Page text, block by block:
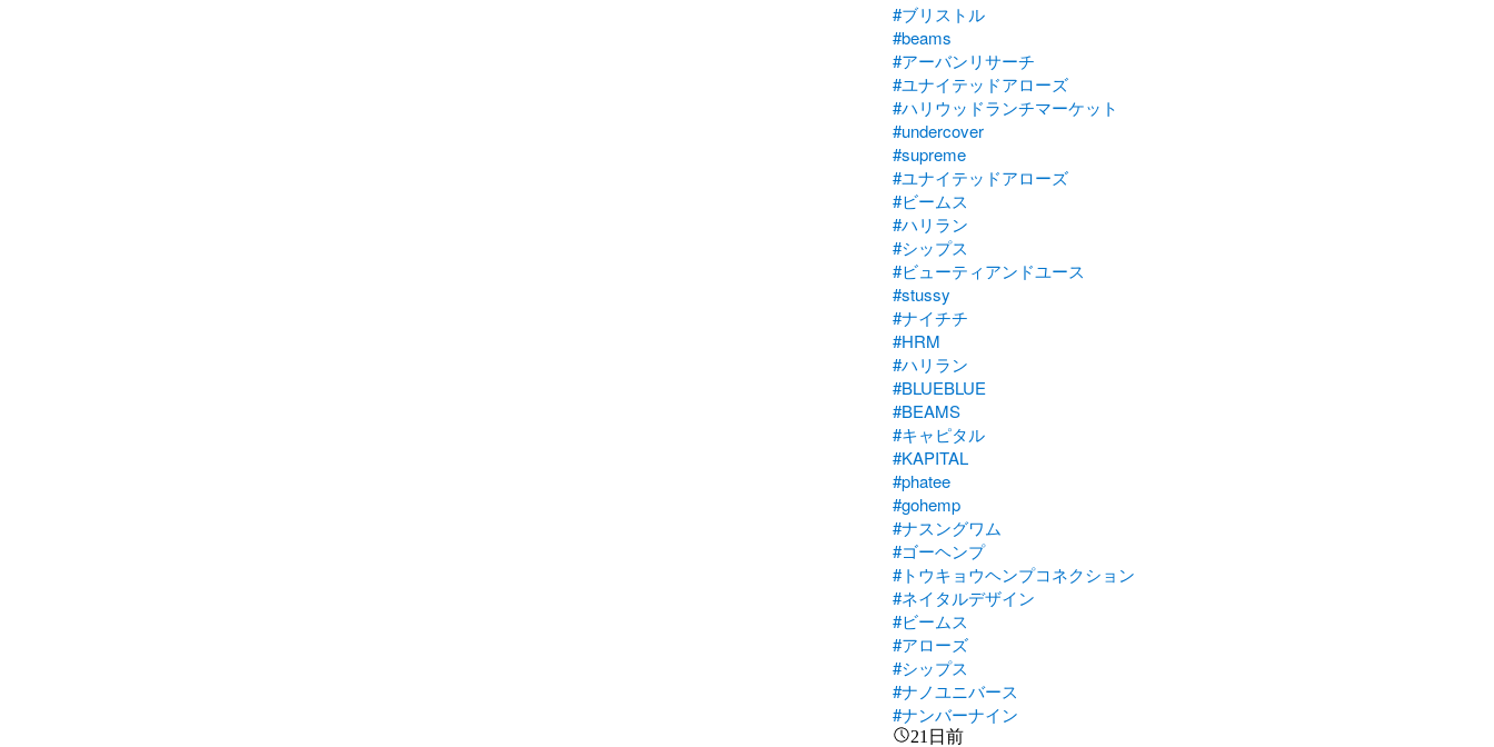
#ブリストル
#beams
#アーバンリサーチ
#ユナイテッドアローズ
#ハリウッドランチマーケット
#undercover
#supreme
#ユナイテッドアローズ
#ビームス
#ハリラン
#シップス
#ビューティアンドユース
#stussy
#ナイチチ
#HRM
#ハリラン
#BLUEBLUE
#BEAMS
#キャピタル
#KAPITAL
#phatee
#gohemp
#ナスングワム
#ゴーヘンプ
#トウキョウヘンプコネクション
#ネイタルデザイン
#ビームス
#アローズ
#シップス
#ナノユニバース
#ナンバーナイン
21日前